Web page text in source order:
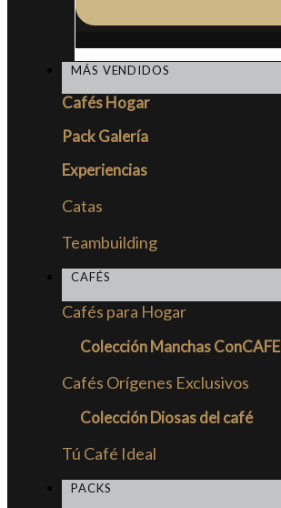
MÁS VENDIDOS
Cafés Hogar
Pack Galería
Experiencias
Catas
Teambuilding
CAFÉS
Cafés para Hogar
Colección Manchas ConCAFE
Cafés Orígenes Exclusivos
Colección Diosas del café
Tú Café Ideal
PACKS